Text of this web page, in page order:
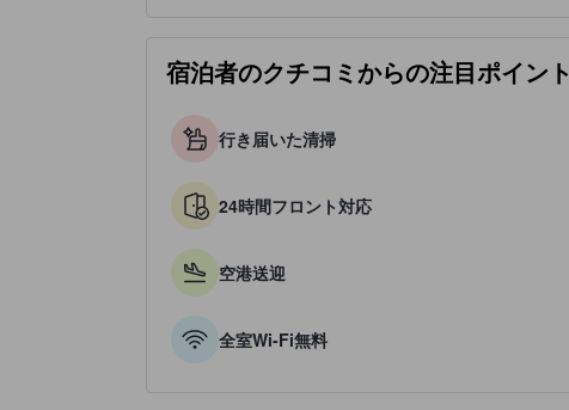
宿泊者のクチコミからの注目ポイント
行き届いた清掃
24時間フロント対応
空港送迎
全室Wi-Fi無料